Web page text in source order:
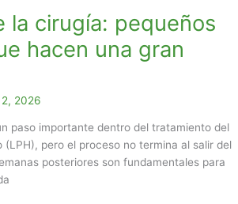
la cirugía: pequeños
hacen una gran
2, 2026
paso importante dentro del tratamiento del
(LPH), pero el proceso no termina al salir del
posteriores son fundamentales para